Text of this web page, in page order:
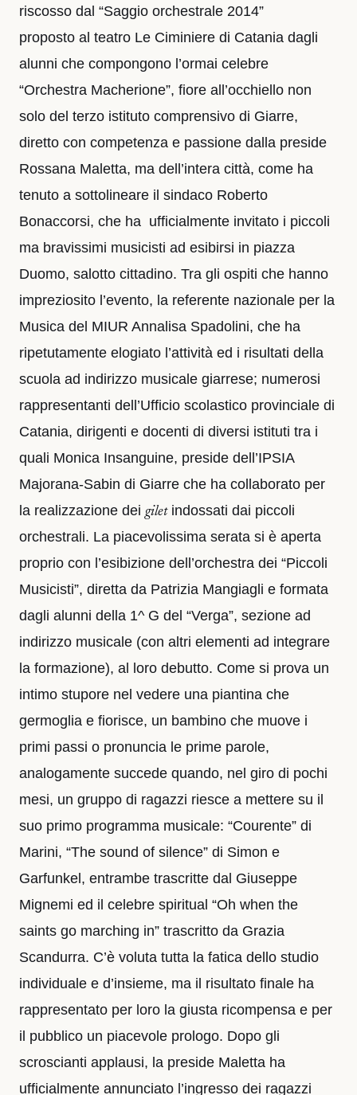
riscosso dal “Saggio orchestrale 2014”
proposto al teatro Le Ciminiere di Catania dagli
alunni che compongono l’ormai celebre
“Orchestra Macherione”, fiore all’occhiello non
solo del terzo istituto comprensivo di Giarre,
diretto con competenza e passione dalla preside
Rossana Maletta, ma dell’intera città, come ha
tenuto a sottolineare il sindaco Roberto
Bonaccorsi, che ha ufficialmente invitato i piccoli
ma bravissimi musicisti ad esibirsi in piazza
Duomo, salotto cittadino. Tra gli ospiti che hanno
impreziosito l’evento, la referente nazionale per la
Musica del MIUR Annalisa Spadolini, che ha
ripetutamente elogiato l’attività ed i risultati della
scuola ad indirizzo musicale giarrese; numerosi
rappresentanti dell’Ufficio scolastico provinciale di
Catania, dirigenti e docenti di diversi istituti tra i
quali Monica Insanguine, preside dell’IPSIA
Majorana-Sabin di Giarre che ha collaborato per
la realizzazione dei giletindossati dai piccoli
orchestrali. La piacevolissima serata si è aperta
proprio con l’esibizione dell’orchestra dei “Piccoli
Musicisti”, diretta da Patrizia Mangiagli e formata
dagli alunni della 1^ G del “Verga”, sezione ad
indirizzo musicale (con altri elementi ad integrare
la formazione), al loro debutto. Come si prova un
intimo stupore nel vedere una piantina che
germoglia e fiorisce, un bambino che muove i
primi passi o pronuncia le prime parole,
analogamente succede quando, nel giro di pochi
mesi, un gruppo di ragazzi riesce a mettere su il
suo primo programma musicale: “Courente” di
Marini, “The sound of silence” di Simon e
Garfunkel, entrambe trascritte dal Giuseppe
Mignemi ed il celebre spiritual “Oh when the
saints go marching in” trascritto da Grazia
Scandurra. C’è voluta tutta la fatica dello studio
individuale e d’insieme, ma il risultato finale ha
rappresentato per loro la giusta ricompensa e per
il pubblico un piacevole prologo. Dopo gli
scroscianti applausi, la preside Maletta ha
ufficialmente annunciato l’ingresso dei ragazzi